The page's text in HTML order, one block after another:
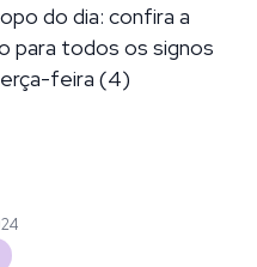
do dia: confira a
para todos os signos
feira (4)